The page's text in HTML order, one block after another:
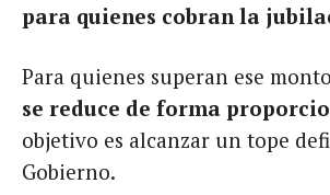
para quienes cobran la
Para quienes superan ese
se reduce de forma
objetivo es alcanzar un tope
Gobierno.